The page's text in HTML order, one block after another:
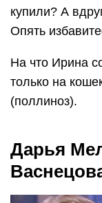
купили? А
Опять
На что Ирина
только на
(поллиноз).
Дарья